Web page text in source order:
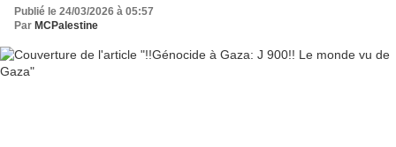
Publié le 24/03/2026 à 05:57
Par MCPalestine